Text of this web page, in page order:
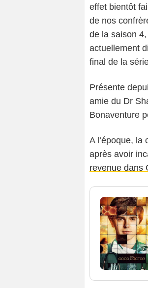
effet bientôt
de nos
de la saison 4
actuellement
final de la
Présente
amie du Dr
Bonaventure
A l’époque,
après avoir
revenue dans